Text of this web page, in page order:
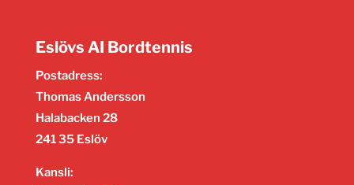
Eslövs AI Bordtennis
Postadress:
Thomas Andersson
Halabacken 28
241 35 Eslöv
Kansli: